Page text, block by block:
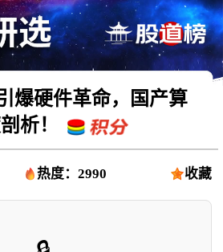
爆硬件革命，国产算
析！
热度：2990 收藏